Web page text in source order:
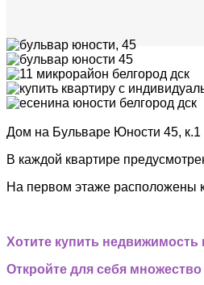
Дом на Бульваре Юности 45,
В каждой квартире
На первом этаже расположены
Хотите купить
Откройте для себя